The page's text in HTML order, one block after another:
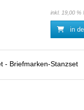
inkl. 19,00 %
in
- Briefmarken-Stanzset